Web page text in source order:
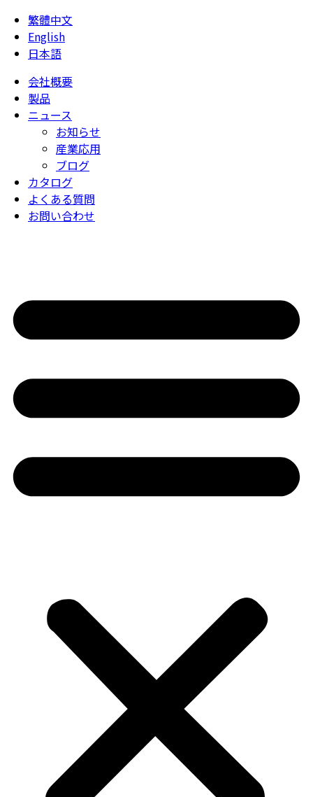
繁體中文
English
日本語
会社概要
製品
ニュース
お知らせ
産業応用
ブログ
カタログ
よくある質問
お問い合わせ